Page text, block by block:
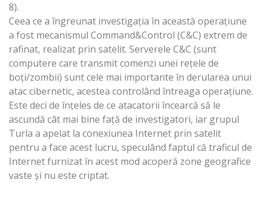
8).
Ceea ce a îngreunat investigaţia în această operaţiune
a fost mecanismul Command&Control (C&C) extrem de
rafinat, realizat prin satelit. Serverele C&C (sunt
computere care transmit comenzi unei reţele de
boţi/zombii) sunt cele mai importante în derularea unui
atac cibernetic, acestea controlând întreaga operaţiune.
Este deci de înţeles de ce atacatorii încearcă să le
ascundă cât mai bine faţă de investigatori, iar grupul
Turla a apelat la conexiunea Internet prin satelit
pentru a face acest lucru, speculând faptul că traficul de
Internet furnizat în acest mod acoperă zone geografice
vaste şi nu este criptat.